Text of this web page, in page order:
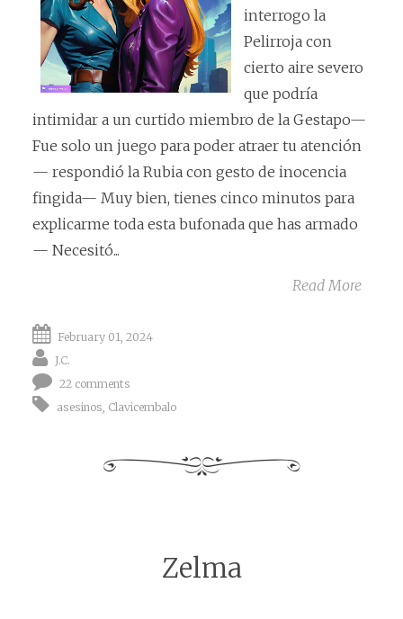
interrogo la
Pelirroja con
cierto aire severo
que podría
intimidar a un curtido miembro de la Gestapo—
Fue solo un juego para poder atraer tu atención
— respondió la Rubia con gesto de inocencia
fingida— Muy bien, tienes cinco minutos para
explicarme toda esta bufonada que has armado
— Necesitó...
Read More
February 01, 2024
J.C.
22 comments
asesinos Clavicembalo
Zelma